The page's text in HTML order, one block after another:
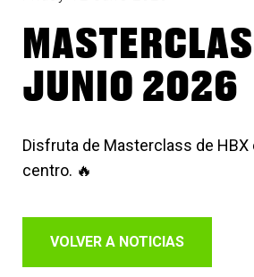
JUNIO 2026
Disfruta de Masterclass de
centro. 🔥
VOLVER A NOTICIAS